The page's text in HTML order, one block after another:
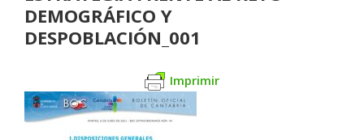
DEMOGRÁFICO Y
DESPOBLACIÓN_001
Imprimir